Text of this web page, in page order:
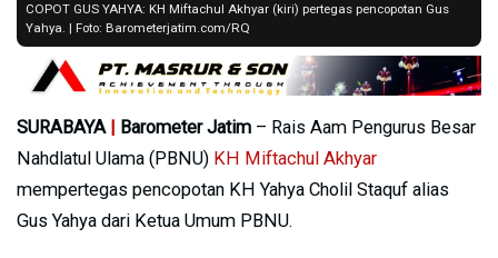
COPOT GUS YAHYA: KH Miftachul Akhyar (kiri) pertegas pencopotan Gus
Yahya. | Foto: Barometerjatim.com/RQ
SURABAYA Barometer Jatim – Rais Aam Pengurus Besar
Nahdlatul Ulama (PBNU) KH Miftachul Akhyar
mempertegas pencopotan KH Yahya Cholil Staquf alias
Gus Yahya dari Ketua Umum PBNU.